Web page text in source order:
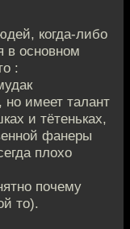
когда-либо
в основном
:
имеет талант
и тётеньках,
фанеры
плохо
почему
то).